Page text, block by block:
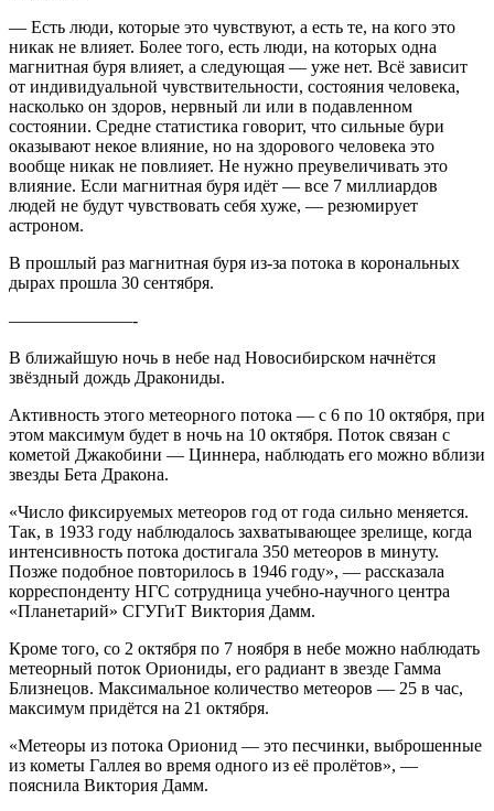
— Есть люди, которые это чувствуют, а есть те, на кого это
никак не влияет. Более того, есть люди, на которых одна
магнитная буря влияет, а следующая — уже нет. Всё зависит
от индивидуальной чувствительности, состояния человека,
насколько он здоров, нервный ли или в подавленном
состоянии. Средне статистика говорит, что сильные бури
оказывают некое влияние, но на здорового человека это
вообще никак не повлияет. Не нужно преувеличивать это
влияние. Если магнитная буря идёт — все 7 миллиардов
людей не будут чувствовать себя хуже, — резюмирует
астроном.
В прошлый раз магнитная буря из-за потока в корональных
дырах прошла 30 сентября.
———————-
В ближайшую ночь в небе над Новосибирском начнётся
звёздный дождь Дракониды.
Активность этого метеорного потока — с 6 по 10 октября, при
этом максимум будет в ночь на 10 октября. Поток связан с
кометой Джакобини — Циннера, наблюдать его можно вблизи
звезды Бета Дракона.
«Число фиксируемых метеоров год от года сильно меняется.
Так, в 1933 году наблюдалось захватывающее зрелище, когда
интенсивность потока достигала 350 метеоров в минуту.
Позже подобное повторилось в 1946 году», — рассказала
корреспонденту НГС сотрудница учебно-научного центра
«Планетарий» СГУГиТ Виктория Дамм.
Кроме того, со 2 октября по 7 ноября в небе можно наблюдать
метеорный поток Ориониды, его радиант в звезде Гамма
Близнецов. Максимальное количество метеоров — 25 в час,
максимум придётся на 21 октября.
«Метеоры из потока Орионид — это песчинки, выброшенные
из кометы Галлея во время одного из её пролётов», —
пояснила Виктория Дамм.